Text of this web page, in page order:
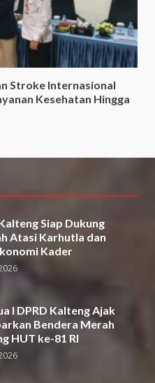
Stroke Internasional
Kesehatan Hingga
Siap Dukung
Atasi Karhutla dan
Kader
I DPRD Kalteng Ajak
Bendera Merah
HUT ke-81 RI